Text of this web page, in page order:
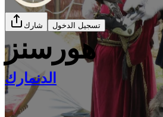
شارك تسجيل الدخول
هورسنز
الدنمارك